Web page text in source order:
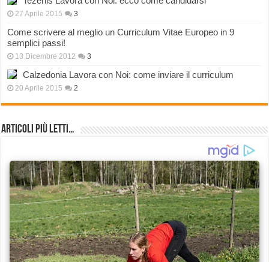
27 Aprile 2015 3
Come scrivere al meglio un Curriculum Vitae Europeo in 9
semplici passi!
13 Dicembre 2012 3
Calzedonia Lavora con Noi: come inviare il curriculum
20 Aprile 2015 2
Articoli più Letti…